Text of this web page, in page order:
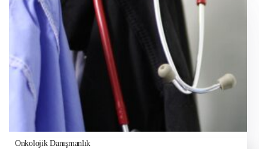
Onkolojik Danışmanlık